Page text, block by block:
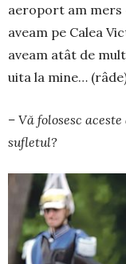
aeroport am
aveam pe Calea
aveam atât de
uita la mine…
– Vă folosesc
sufletul?